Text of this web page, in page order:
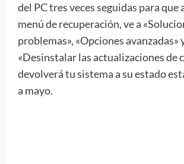
del PC tres veces seguidas para que
menú de recuperación, ve a
problemas», «Opciones avanzadas»
«Desinstalar las actualizaciones de
devolverá tu sistema a su estado
a mayo.